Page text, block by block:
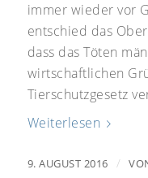
immer wieder vor
entschied das
dass das Töten
wirtschaftlichen
Tierschutzgesetz
Weiterlesen
9. AUGUST 2016 /